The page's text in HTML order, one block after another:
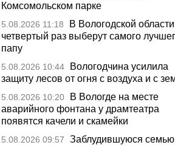
Комсомольском парке
5.08.2026 11:18
В Вологодской
четвертый раз выберут самого
папу
5.08.2026 10:44
Вологодчина усилила
защиту лесов от огня с воздуха и с
5.08.2026 10:20
В Вологде на месте
аварийного фонтана у драмтеатра
появятся качели и скамейки
5.08.2026 09:57
Заблудившуюся семью